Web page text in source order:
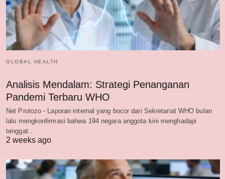
GLOBAL HEALTH
Analisis Mendalam: Strategi Penanganan
Pandemi Terbaru WHO
Net Protozo - Laporan internal yang bocor dari Sekretariat WHO bulan
lalu mengkonfirmasi bahwa 194 negara anggota kini menghadapi
tenggat…
2 weeks ago